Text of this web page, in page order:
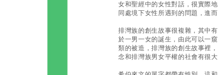
女和聖經中的女性對話，很實際
同處境下女性所遇到的問題，進
排灣族的創生故事很複雜，其中
於一男一女的誕生，由此可以一
類的被造，排灣族的創生故事裡
念和排灣族男女平權的社會有很